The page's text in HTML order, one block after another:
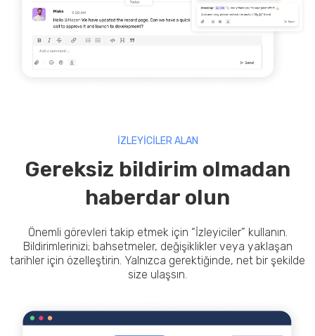
İZLEYİCİLER ALAN
Gereksiz bildirim olmadan
haberdar olun
Önemli görevleri takip etmek için “İzleyiciler” kullanın.
Bildirimlerinizi; bahsetmeler, değişiklikler veya yaklaşan
tarihler için özelleştirin. Yalnızca gerektiğinde, net bir şekilde
size ulaşsın.